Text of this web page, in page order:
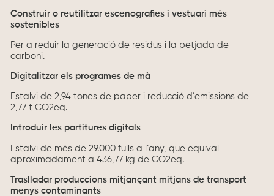
Construir o reutilitzar escenografies i vestuari més
sostenibles
Per a reduir la generació de residus i la petjada de
carboni.
Digitalitzar els programes de mà
Estalvi de 2,94 tones de paper i reducció d’emissions de
2,77 t CO2eq.
Introduir les partitures digitals
Estalvi de més de 29.000 fulls a l’any, que equival
aproximadament a 436,77 kg de CO2eq.
Traslladar produccions mitjançant mitjans de transport
menys contaminants